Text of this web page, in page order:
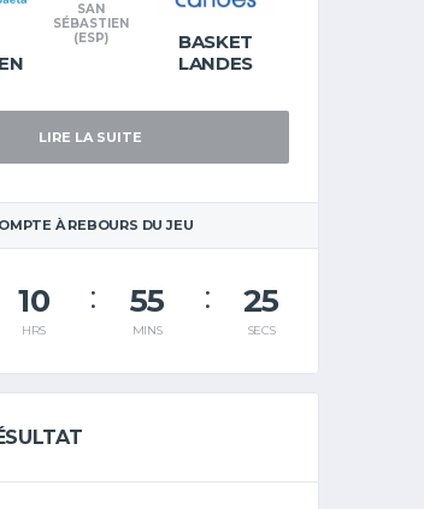
BASKET
LANDES
SAN
SÉBASTIEN
(ESP)
LIRE LA SUITE
À REBOURS DU JEU
10
HRS
55
MINS
25
SECS